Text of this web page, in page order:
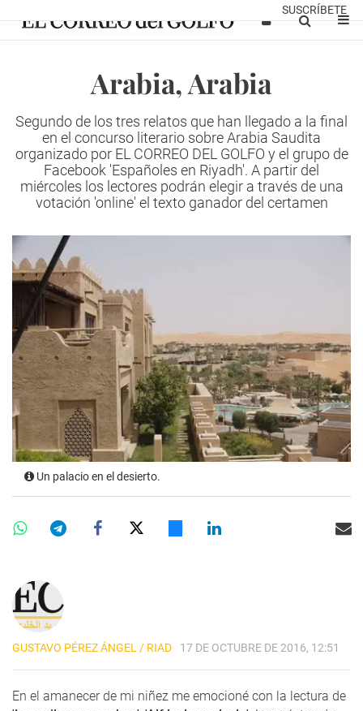
SUSCRÍBETE
Arabia, Arabia
Segundo de los tres relatos que han llegado a la final
en el concurso literario sobre Arabia Saudita
organizado por EL CORREO DEL GOLFO y el grupo de
Facebook 'Españoles en Riyadh'. A partir del
miércoles los lectores podrán elegir a través de una
votación 'online' el texto ganador del certamen
Un palacio en el desierto.
GUSTAVO PÉREZ ÁNGEL / RIAD 17 DE OCTUBRE DE 2016, 12:51
En el amanecer de mi niñez me emocioné con la lectura de